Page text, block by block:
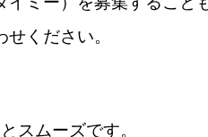
ください。
スムーズです。